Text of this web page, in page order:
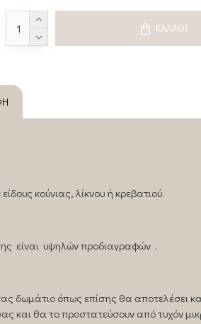
ΚΑΛΆΘΙ
κούνιας, λίκνου ή κρεβατιού.
είναι υψηλών προδιαγραφών .
δωμάτιο όπως επίσης θα αποτελέσει
και θα το προστατεύσουν από τυχόν